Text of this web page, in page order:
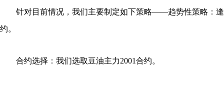
针对目前情况，我们主要制定如下策略——趋势性策略：逢
约。
合约选择：我们选取豆油主力2001合约。